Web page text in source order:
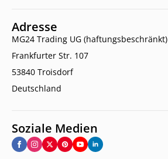
Adresse
MG24 Trading UG (haftungsbeschränkt)
Frankfurter Str. 107
53840 Troisdorf
Deutschland
Soziale Medien